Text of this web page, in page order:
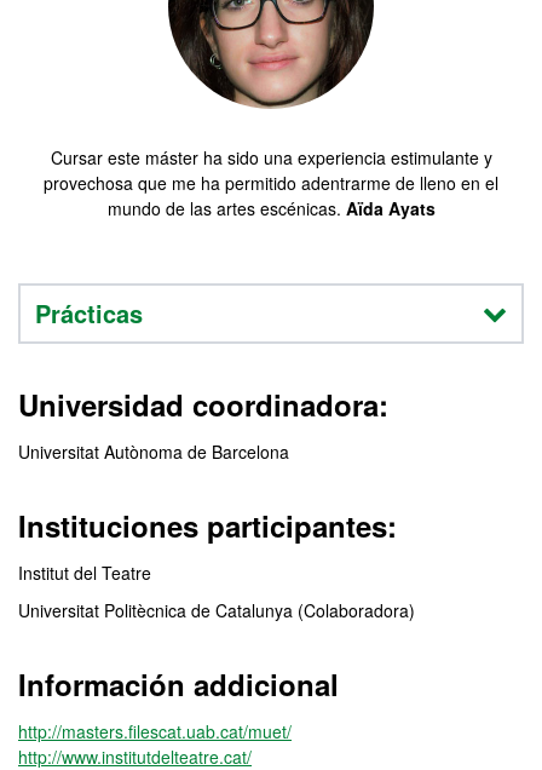
Cursar este máster ha sido una experiencia estimulante y
provechosa que me ha permitido adentrarme de lleno en el
mundo de las artes escénicas. Aïda Ayats
Prácticas
Universidad coordinadora:
Universitat Autònoma de Barcelona
Instituciones participantes:
Institut del Teatre
Universitat Politècnica de Catalunya (Colaboradora)
Información addicional
http://masters.filescat.uab.cat/muet/
http://www.institutdelteatre.cat/